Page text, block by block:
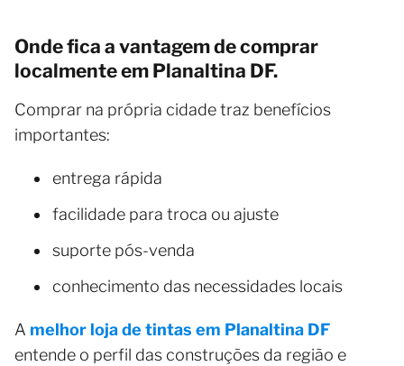
Onde fica a vantagem de comprar
localmente em Planaltina DF.
Comprar na própria cidade traz benefícios
importantes:
entrega rápida
facilidade para troca ou ajuste
suporte pós-venda
conhecimento das necessidades locais
A melhor loja de tintas em Planaltina DF
entende o perfil das construções da região e